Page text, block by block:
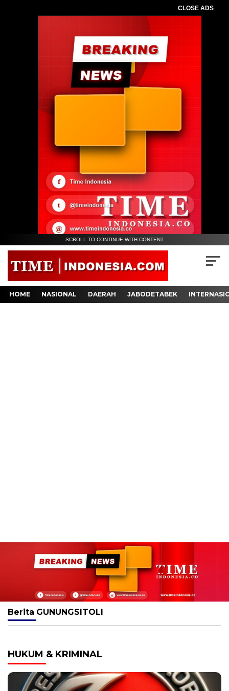
CLOSE ADS
SCROLL TO CONTINUE WITH CONTENT
HOME NASIONAL DAERAH JABODETABEK
Berita GUNUNGSITOLI
HUKUM & KRIMINAL